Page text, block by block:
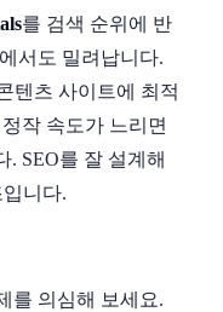
를 검색 순위에 반
서도 밀려납니다.
텐츠 사이트에 최적
작 속도가 느리면
. SEO를 잘 설계해
니다.
를 의심해 보세요.